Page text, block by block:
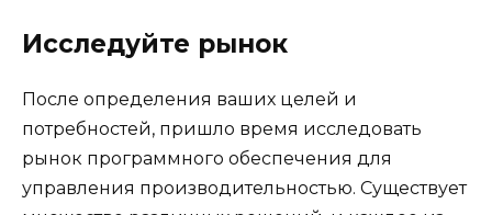
Исследуйте рынок
После определения ваших целей и
потребностей, пришло время исследовать
рынок программного обеспечения для
управления производительностью. Существует